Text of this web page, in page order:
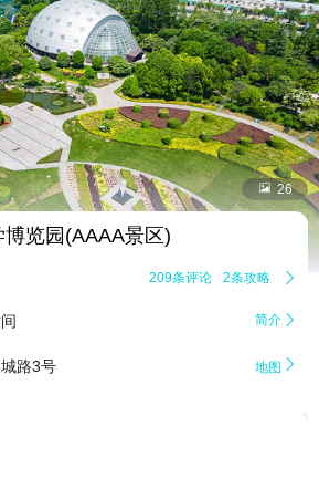
 26
览园(AAAA景区)
209条评论 2条攻略 
简介 
路3号 地图 